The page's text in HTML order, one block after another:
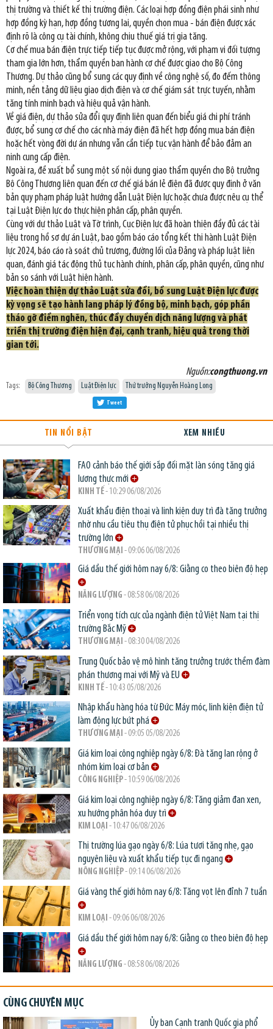
thị trường và thiết kế thị trường điện. Các loại hợp đồng điện phái sinh như
hợp đồng kỳ hạn, hợp đồng tương lai, quyền chọn mua - bán điện được xác
định rõ là công cụ tài chính, không chịu thuế giá trị gia tăng.
Cơ chế mua bán điện trực tiếp tiếp tục được mở rộng, với phạm vi đối tượng
tham gia lớn hơn, thẩm quyền ban hành cơ chế được giao cho Bộ Công
Thương. Dự thảo cũng bổ sung các quy định về công nghệ số, đo đếm thông
minh, nền tảng dữ liệu giao dịch điện và cơ chế giám sát trực tuyến, nhằm
tăng tính minh bạch và hiệu quả vận hành.
Về giá điện, dự thảo sửa đổi quy định liên quan đến biểu giá chi phí tránh
được, bổ sung cơ chế cho các nhà máy điện đã hết hợp đồng mua bán điện
hoặc hết vòng đời dự án nhưng vẫn cần tiếp tục vận hành để bảo đảm an
ninh cung cấp điện.
Ngoài ra, đề xuất bổ sung một số nội dung giao thẩm quyền cho Bộ trưởng
Bộ Công Thương liên quan đến cơ chế giá bán lẻ điện đã được quy định ở văn
bản quy phạm pháp luật hướng dẫn Luật Điện lực hoặc chưa được nêu cụ thể
tại Luật Điện lực do thực hiện phân cấp, phân quyền.
Cùng với dự thảo Luật và Tờ trình, Cục Điện lực đã hoàn thiện đầy đủ các tài
liệu trong hồ sơ dự án Luật, bao gồm báo cáo tổng kết thi hành Luật Điện
lực 2024, báo cáo rà soát chủ trương, đường lối của Đảng và pháp luật liên
quan, đánh giá tác động thủ tục hành chính, phân cấp, phân quyền, cũng như
bản so sánh với Luật hiện hành.
Việc hoàn thiện dự thảo Luật sửa đổi, bổ sung Luật Điện lực được
kỳ vọng sẽ tạo hành lang pháp lý đồng bộ, minh bạch, góp phần
tháo gỡ điểm nghẽn, thúc đẩy chuyển dịch năng lượng và phát
triển thị trường điện hiện đại, cạnh tranh, hiệu quả trong thời
gian tới.
Nguồn:congthuong.vn
Tags: Bộ Công Thương Luật Điện lực Thứ trưởng Nguyễn Hoàng Long
Tweet
TIN NỔI BẬT XEM NHIỀU
FAO cảnh báo thế giới sắp đối mặt làn sóng tăng giá
lương thực mới
KINH TẾ- 10:29 06/08/2026
Xuất khẩu điện thoại và linh kiện duy trì đà tăng trưởng
nhờ nhu cầu tiêu thụ điện tử phục hồi tại nhiều thị
trường lớn
THƯƠNG MẠI - 09:06 06/08/2026
Giá dầu thế giới hôm nay 6/8: Giằng co theo biên độ hẹp
NĂNG LƯỢNG - 08:58 06/08/2026
Triển vọng tích cực của ngành điện tử Việt Nam tại thị
trường Bắc Mỹ
THƯƠNG MẠI - 08:30 04/08/2026
Trung Quốc bảo vệ mô hình tăng trưởng trước thềm đàm
phán thương mại với Mỹ và EU
KINH TẾ- 10:43 05/08/2026
Nhập khẩu hàng hóa từ Đức: Máy móc, linh kiện điện tử
làm động lực bứt phá
THƯƠNG MẠI - 09:05 05/08/2026
Giá kim loại công nghiệp ngày 6/8: Đà tăng lan rộng ở
nhóm kim loại cơ bản
CÔNG NGHIỆP- 10:59 06/08/2026
Giá kim loại công nghiệp ngày 6/8: Tăng giảm đan xen,
xu hướng phân hóa duy trì
KIM LOẠI - 10:47 06/08/2026
Thị trường lúa gạo ngày 6/8: Lúa tươi tăng nhẹ, gạo
nguyên liệu và xuất khẩu tiếp tục đi ngang
NÔNG NGHIỆP- 09:14 06/08/2026
Giá vàng thế giới hôm nay 6/8: Tăng vọt lên đỉnh 7 tuần
KIM LOẠI - 09:06 06/08/2026
Giá dầu thế giới hôm nay 6/8: Giằng co theo biên độ hẹp
NĂNG LƯỢNG - 08:58 06/08/2026
CÙNG CHUYÊN MỤC
Ủy ban Cạnh tranh Quốc gia phổ